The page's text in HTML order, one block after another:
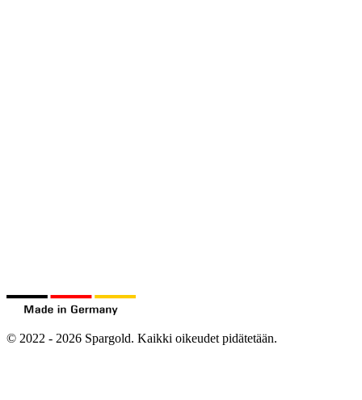
© 2022 - 2026 Spargold. Kaikki oikeudet pidätetään.